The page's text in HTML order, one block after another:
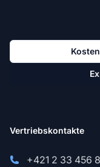
Vertriebskontakte
+421 2 33 456